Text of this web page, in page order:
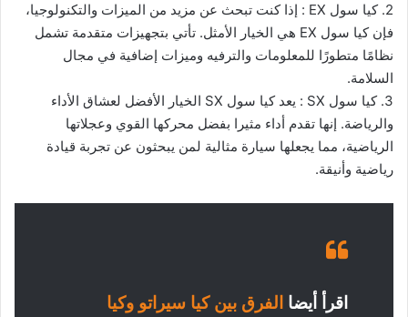
2. كيا سول EX : إذا كنت تبحث عن مزيد من الميزات والتكنولوجيا،
فإن كيا سول EX هي الخيار الأمثل. تأتي بتجهيزات متقدمة تشمل
نظامًا متطورًا للمعلومات والترفيه وميزات إضافية في مجال
السلامة.
3. كيا سول SX : يعد كيا سول SX الخيار الأفضل لعشاق الأداء
والرياضة. إنها تقدم أداء مثيرا بفضل محركها القوي وعجلاتها
الرياضية، مما يجعلها سيارة مثالية لمن يبحثون عن تجربة قيادة
رياضية وأنيقة.
اقرأ أيضا الفرق بين كيا سيراتو وكيا